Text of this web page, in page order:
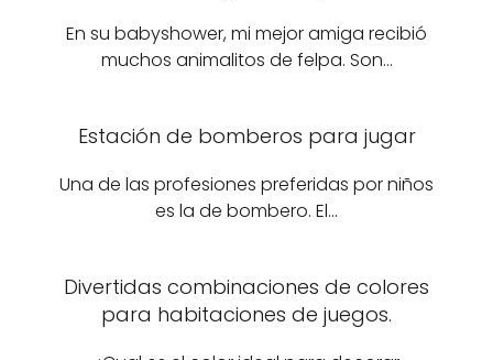
En su babyshower, mi mejor amiga recibió
muchos animalitos de felpa. Son…
Estación de bomberos para jugar
Una de las profesiones preferidas por niños
es la de bombero. El…
Divertidas combinaciones de colores
para habitaciones de juegos.